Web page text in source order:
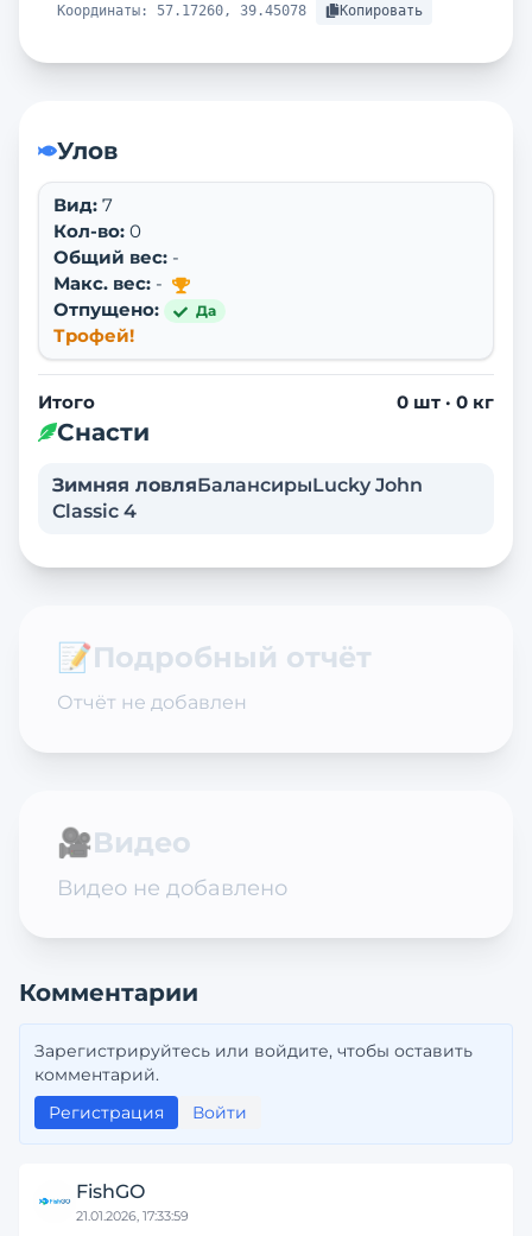
Координаты: 57.17260, 39.45078 Копировать
Улов
Вид: 7
Кол-во: 0
Общий вес: -
Макс. вес: -
Отпущено:
Да
Трофей!
Итого 0 шт · 0 кг
Снасти
Зимняя ловляБалансирыLucky John
Classic 4
📝Подробный отчёт
Отчёт не добавлен
🎥Видео
Видео не добавлено
Комментарии
Зарегистрируйтесь или войдите, чтобы оставить
комментарий.
Регистрация
Войти
FishGO
21.01.2026, 17:33:59